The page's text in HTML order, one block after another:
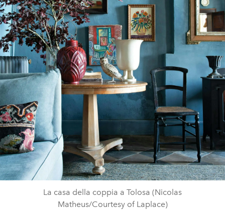
La casa della coppia a Tolosa (Nicolas
Matheus/Courtesy of Laplace)